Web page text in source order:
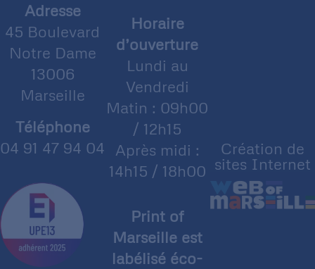
Adresse
45 Boulevard
Notre Dame
13006
Marseille
Téléphone
04 91 47 94 04
Horaire
d’ouverture
Lundi au
Vendredi
Matin : 09h00
/ 12h15
Après midi :
14h15 / 18h00
Print of
Marseille est
labélisé éco-
Création de
sites Internet